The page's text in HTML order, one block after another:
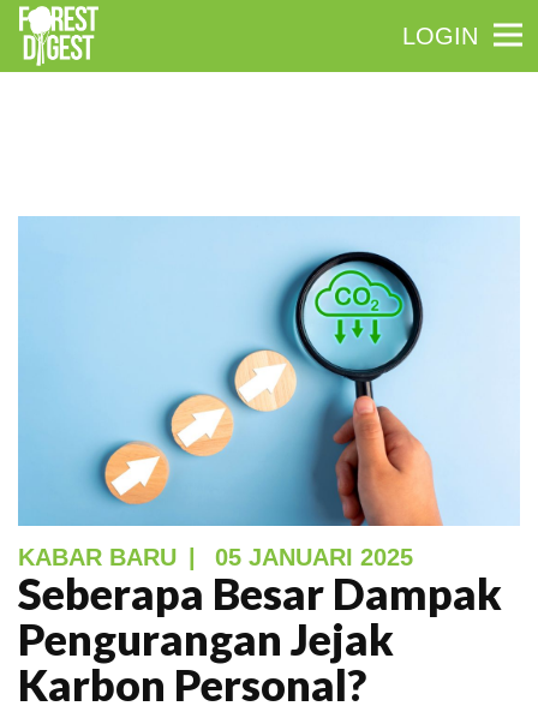
LOGIN
KABAR BARU 05 JANUARI 2025
Seberapa Besar Dampak
Pengurangan Jejak
Karbon Personal?